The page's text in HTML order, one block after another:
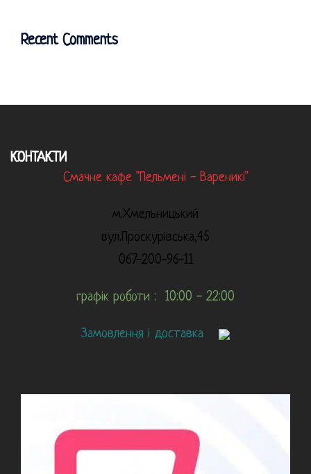
Recent Comments
КОНТАКТИ
Смачне кафе "Пельмені - Вареникі"
м.Хмельницький
вул.Проскурівська,45
067-200-96-11
графік роботи : 10:00 - 22:00
Замовлення і доставка